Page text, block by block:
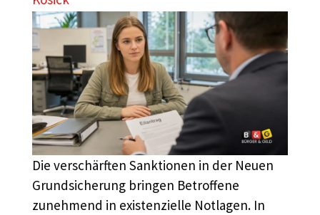
Die verschärften Sanktionen in der Neuen
Grundsicherung bringen Betroffene
zunehmend in existenzielle Notlagen. In